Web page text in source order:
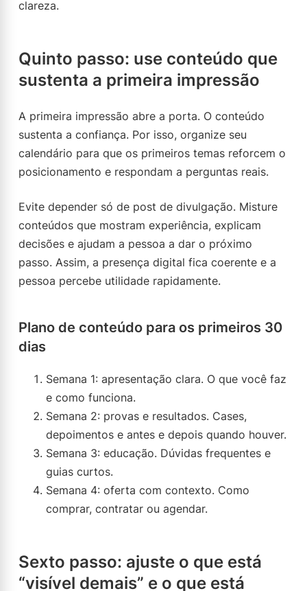
clareza.
Quinto passo: use conteúdo que
sustenta a primeira impressão
A primeira impressão abre a porta. O conteúdo
sustenta a confiança. Por isso, organize seu
calendário para que os primeiros temas reforcem o
posicionamento e respondam a perguntas reais.
Evite depender só de post de divulgação. Misture
conteúdos que mostram experiência, explicam
decisões e ajudam a pessoa a dar o próximo
passo. Assim, a presença digital fica coerente e a
pessoa percebe utilidade rapidamente.
Plano de conteúdo para os primeiros 30
dias
Semana 1: apresentação clara. O que você faz
e como funciona.
Semana 2: provas e resultados. Cases,
depoimentos e antes e depois quando houver.
Semana 3: educação. Dúvidas frequentes e
guias curtos.
Semana 4: oferta com contexto. Como
comprar, contratar ou agendar.
Sexto passo: ajuste o que está
“visível demais” e o que está